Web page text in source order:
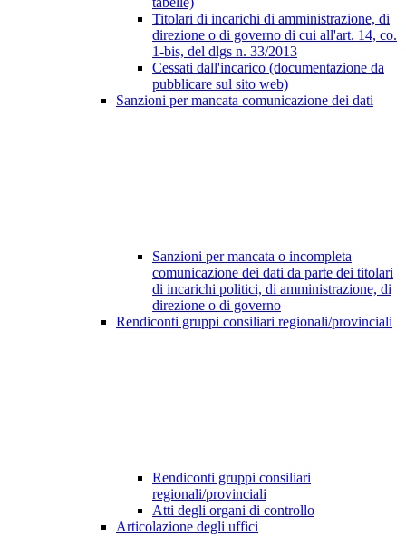
Titolari di incarichi di amministrazione, di
direzione o di governo di cui all'art. 14, co.
1-bis, del dlgs n. 33/2013
Cessati dall'incarico (documentazione da
pubblicare sul sito web)
Sanzioni per mancata comunicazione dei dati
Sanzioni per mancata o incompleta
comunicazione dei dati da parte dei titolari
di incarichi politici, di amministrazione, di
direzione o di governo
Rendiconti gruppi consiliari regionali/provinciali
Rendiconti gruppi consiliari
regionali/provinciali
Atti degli organi di controllo
Articolazione degli uffici